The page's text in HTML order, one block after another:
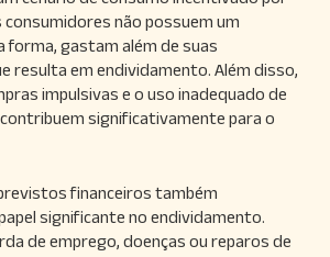
não possuem um
forma, gastam além de suas
resulta em endividamento. Além disso,
impulsivas e o uso inadequado de
significativamente para o
financeiros também
significante no endividamento.
de emprego, doenças ou reparos de